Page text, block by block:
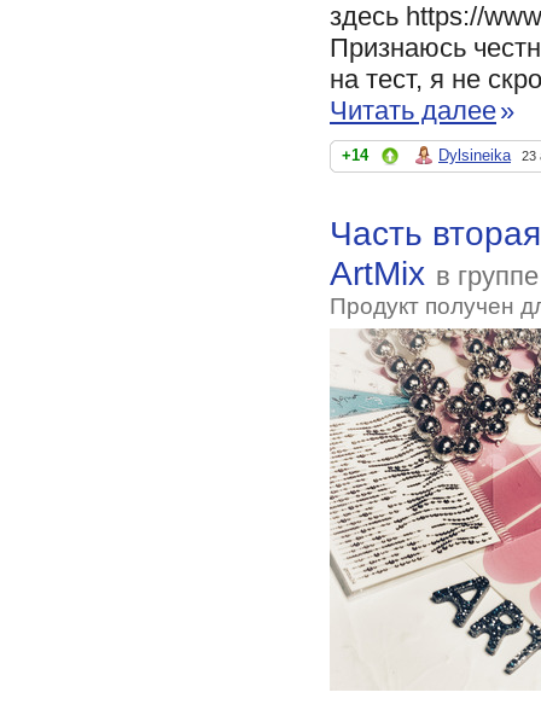
здесь https://
Признаюсь
на тест, я не
Читать далее»
+14 Dylsineika 23
Часть
ArtMix в
Продукт получен